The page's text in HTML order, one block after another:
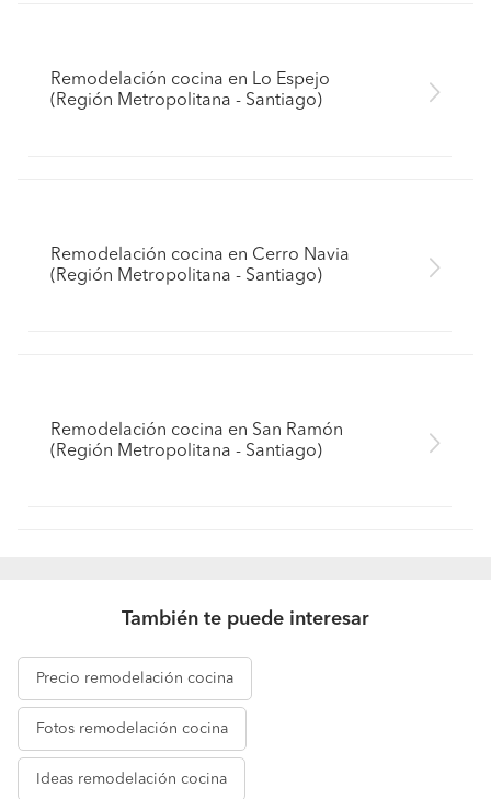
Remodelación cocina en Lo Espejo
(Región Metropolitana - Santiago)
Remodelación cocina en Cerro Navia
(Región Metropolitana - Santiago)
Remodelación cocina en San Ramón
(Región Metropolitana - Santiago)
También te puede interesar
Precio remodelación cocina
Fotos remodelación cocina
Ideas remodelación cocina